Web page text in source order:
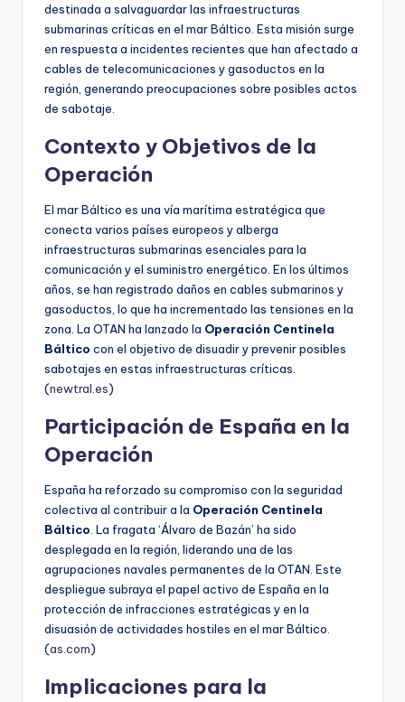
destinada a salvaguardar las infraestructuras
submarinas críticas en el mar Báltico. Esta misión surge
en respuesta a incidentes recientes que han afectado a
cables de telecomunicaciones y gasoductos en la
región, generando preocupaciones sobre posibles actos
de sabotaje.
Contexto y Objetivos de la
Operación
El mar Báltico es una vía marítima estratégica que
conecta varios países europeos y alberga
infraestructuras submarinas esenciales para la
comunicación y el suministro energético. En los últimos
años, se han registrado daños en cables submarinos y
gasoductos, lo que ha incrementado las tensiones en la
zona. La OTAN ha lanzado la Operación Centinela
Báltico con el objetivo de disuadir y prevenir posibles
sabotajes en estas infraestructuras críticas.
(newtral.es)
Participación de España en la
Operación
España ha reforzado su compromiso con la seguridad
colectiva al contribuir a la Operación Centinela
Báltico . La fragata ‘Álvaro de Bazán’ ha sido
desplegada en la región, liderando una de las
agrupaciones navales permanentes de la OTAN. Este
despliegue subraya el papel activo de España en la
protección de infracciones estratégicas y en la
disuasión de actividades hostiles en el mar Báltico.
(as.com)
Implicaciones para la